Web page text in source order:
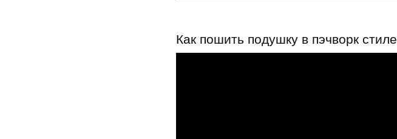
Как пошить подушку в пэчворк стиле